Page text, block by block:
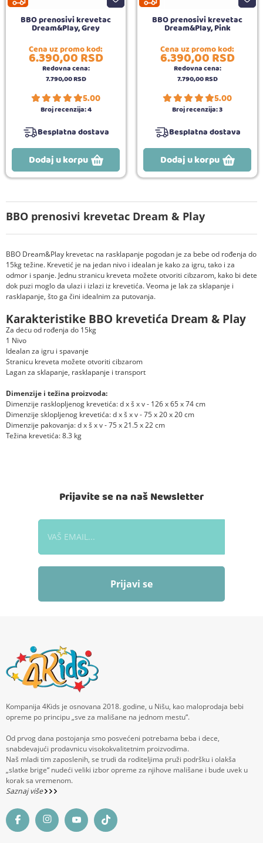
BBO prenosivi krevetac Dream & Play
BBO Dream&Play krevetac na rasklapanje pogodan je za bebe od rođenja do
15kg težine. Krevetić je na jedan nivo i idealan je kako za igru, tako i za
odmor i spanje. Jednu stranicu kreveta možete otvoriti cibzarom, kako bi dete
dok puzi moglo da ulazi i izlazi iz krevetića. Veoma je lak za sklapanje i
rasklapanje, što ga čini idealnim za putovanja.
Karakteristike BBO krevetića Dream & Play
Za decu od rođenja do 15kg
1 Nivo
Idealan za igru i spavanje
Stranicu kreveta možete otvoriti cibzarom
Lagan za sklapanje, rasklapanje i transport
Dimenzije i težina proizvoda:
Dimenzije rasklopljenog krevetića: d x š x v - 126 x 65 x 74 cm
Dimenzije sklopljenog krevetića: d x š x v - 75 x 20 x 20 cm
Dimenzije pakovanja: d x š x v - 75 x 21.5 x 22 cm
Težina krevetića: 8.3 kg
BBO prenosivi krevetac
Dream&Play, Grey
Cena uz promo kod:
6.390,00RSD
Redovna cena:
7.790,00RSD
5.00
Broj recenzija:4
Besplatna dostava
Dodaj u korpu
BBO prenosivi krevetac
Dream&Play, Pink
Cena uz promo kod:
6.390,00RSD
Redovna cena:
7.790,00RSD
5.00
Broj recenzija:3
Besplatna dostava
Dodaj u korpu
Prijavite se na naš Newsletter
Prijavi se
Kompanija 4Kids je osnovana 2018. godine, u Nišu, kao maloprodaja bebi
opreme po principu „sve za mališane na jednom mestu“.
Od prvog dana postojanja smo posvećeni potrebama beba i dece,
snabdevajući prodavnicu visokokvalitetnim proizvodima.
Naš mladi tim zaposlenih, se trudi da roditeljima pruži podršku i olakša
„slatke brige“ nudeći veliki izbor opreme za njihove mališane i bude uvek u
korak sa vremenom.
Saznaj više